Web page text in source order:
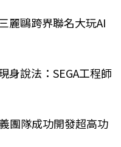
麗鷗跨界聯名大玩AI
身說法：SEGA工程師
團隊成功開發超高功